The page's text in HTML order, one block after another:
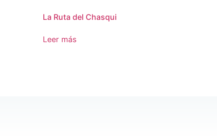
La Ruta del Chasqui
Leer más